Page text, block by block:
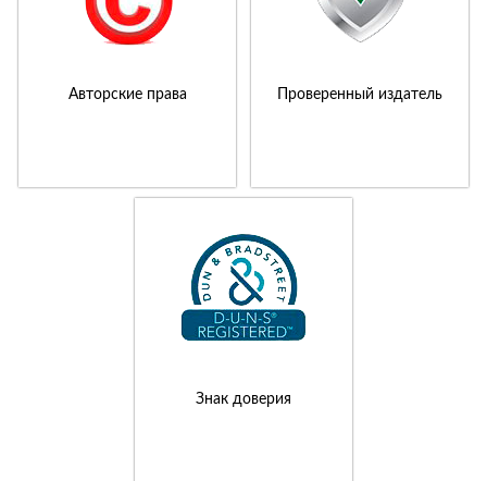
Авторские права Проверенный издатель
Знак доверия